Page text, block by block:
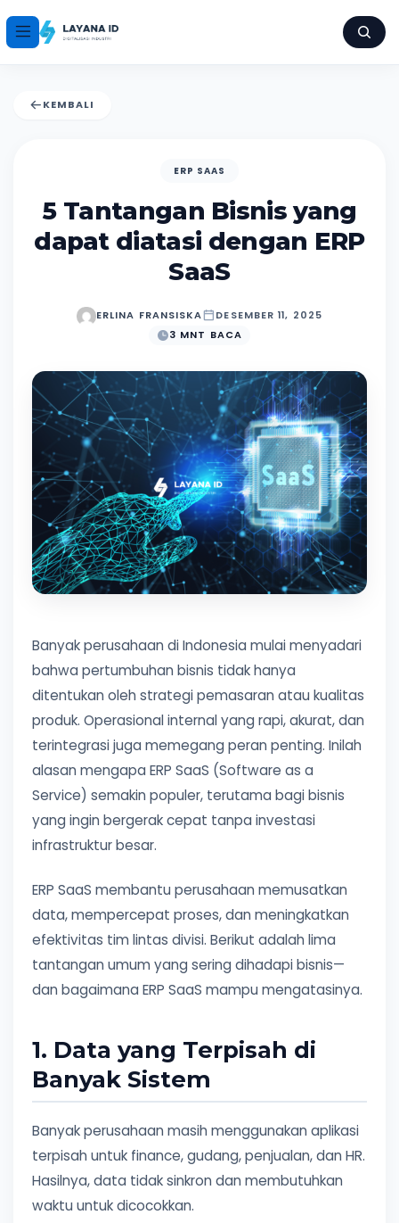
KEMBALI
ERP SAAS
5 Tantangan Bisnis yang
dapat diatasi dengan ERP
SaaS
ERLINA FRANSISKA
DESEMBER 11, 2025
3 MNT BACA
Banyak perusahaan di Indonesia mulai menyadari
bahwa pertumbuhan bisnis tidak hanya
ditentukan oleh strategi pemasaran atau kualitas
produk. Operasional internal yang rapi, akurat, dan
terintegrasi juga memegang peran penting. Inilah
alasan mengapa ERP SaaS (Software as a
Service) semakin populer, terutama bagi bisnis
yang ingin bergerak cepat tanpa investasi
infrastruktur besar.
ERP SaaS membantu perusahaan memusatkan
data, mempercepat proses, dan meningkatkan
efektivitas tim lintas divisi. Berikut adalah lima
tantangan umum yang sering dihadapi bisnis—
dan bagaimana ERP SaaS mampu mengatasinya.
1. Data yang Terpisah di
Banyak Sistem
Banyak perusahaan masih menggunakan aplikasi
terpisah untuk finance, gudang, penjualan, dan HR.
Hasilnya, data tidak sinkron dan membutuhkan
waktu untuk dicocokkan.